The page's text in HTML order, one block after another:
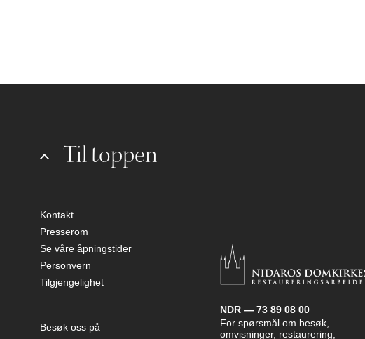
Til toppen
Kontakt
Presserom
Se våre åpningstider
Personvern
Tilgjengelighet
Besøk oss på
NDR — 73 89 08 00
For spørsmål om besøk,
omvisninger, restaurering,